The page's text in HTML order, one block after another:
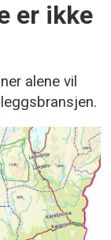
er ikke
alene vil